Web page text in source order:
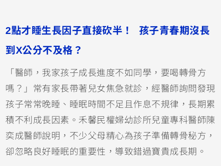
2點才睡生長因子直接砍半！ 孩子青春期沒長
到X公分不及格？
「醫師，我家孩子成長進度不如同學，要喝轉骨方
嗎？」常有家長帶著兒女焦急就診，經醫師詢問發現
孩子常常晚睡、睡眠時間不足且作息不規律，長期累
積不利成長因素。禾馨民權婦幼診所兒童專科醫師陳
奕成醫師說明，不少父母精心為孩子準備轉骨秘方，
卻忽略良好睡眠的重要性，導致錯過寶貴成長期。